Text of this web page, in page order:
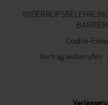
WIDERRUFSBELEHRUNG
Cookie-
Vertrag widerrufen